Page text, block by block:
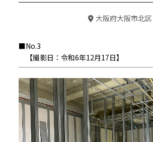
大阪府大阪市北区
■No.3
【撮影日：令和6年12月17日】